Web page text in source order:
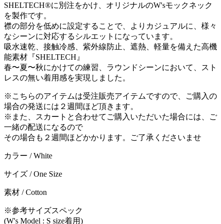
SHELTECH®に別注をかけ、オリジナルのW'sモックネック
を製作です。
襟の部分を低めに設定することで、よりカジュアルに、様々
なシーンに対応するシルエットになっています。
吸水速乾、接触冷感、紫外線防止、遮熱、軽量を備えた高機
能素材『SHELTECH』
春〜夏〜秋にかけての練習、ラウンドシーンにおいて、スト
レスの無い着用感を実現しました。
※こちらのアイテムは受注販売アイテムですので、ご購入の
場合の発送には２週間ほど頂きます。
※また、スカートと合わせてご購入いただいた場合には、ご
一緒の配送になるので
その場合も２週間ほどかかります。ご了承くださいませ
カラー / White
サイズ / One Size
素材 / Cotton
※参考サイズスペック
(W's Model : S size着用)